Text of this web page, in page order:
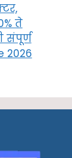
ते
संपूर्ण
2026